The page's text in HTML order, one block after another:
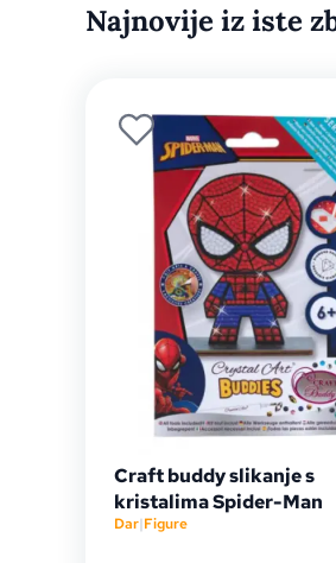
Najnovije iz iste
Craft buddy slikanje s
kristalima Spider-Man
Dar|Figure